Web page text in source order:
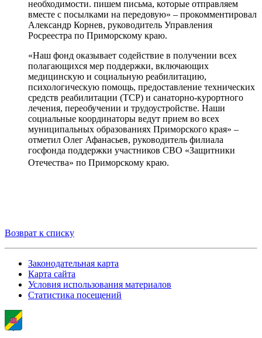
необходимости. пишем письма, которые отправляем
вместе с посылками на передовую» – прокомментировал
Александр Корнев, руководитель Управления
Росреестра по Приморскому краю.
«Наш фонд оказывает содействие в получении всех
полагающихся мер поддержки, включающих
медицинскую и социальную реабилитацию,
психологическую помощь, предоставление технических
средств реабилитации (ТСР) и санаторно-курортного
лечения, переобучении и трудоустройстве. Наши
социальные координаторы ведут прием во всех
муниципальных образованиях Приморского края» –
отметил Олег Афанасьев, руководитель филиала
госфонда поддержки участников СВО «Защитники
Отечества» по Приморскому краю.
Возврат к списку
Законодательная карта
Карта сайта
Условия использования материалов
Статистика посещений